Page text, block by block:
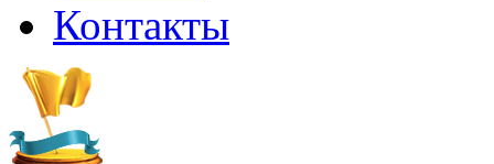
Контакты